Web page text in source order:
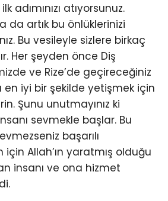
adımınızı atıyorsunuz.
da artık bu önlüklerinizi
Bu vesileyle sizlere birkaç
Her şeyden önce Diş
ve Rize’de geçireceğiniz
en iyi bir şekilde yetişmek için
Şunu unutmayınız ki
sevmekle başlar. Bu
başarılı
için Allah’ın yaratmış olduğu
insanı ve ona hizmet